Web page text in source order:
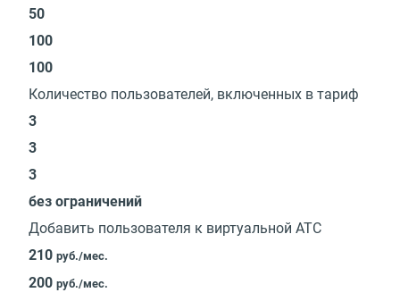
50
100
100
Количество пользователей, включенных в тариф
3
3
3
без ограничений
Добавить пользователя к виртуальной АТС
210 руб./мес.
200 руб./мес.